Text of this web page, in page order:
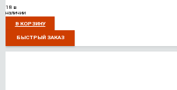
18 в
наличии
В КОРЗИНУ
БЫСТРЫЙ ЗАКАЗ